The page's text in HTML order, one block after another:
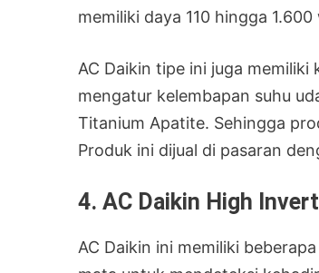
memiliki daya 110 hingga
AC Daikin tipe ini juga
mengatur kelembapan suhu
Titanium Apatite. Sehingga
Produk ini dijual di pasaran
4. AC Daikin High
AC Daikin ini memiliki